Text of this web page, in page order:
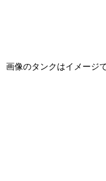
画像のタンクはイメージで